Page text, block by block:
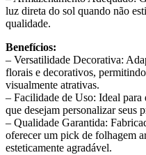
luz direta do sol quando não
qualidade.
Benefícios:
– Versatilidade Decorativa:
florais e decorativos,
visualmente atrativas.
– Facilidade de Uso: Ideal para
que desejam personalizar seus
– Qualidade Garantida:
oferecer um pick de folhagem
esteticamente agradável.